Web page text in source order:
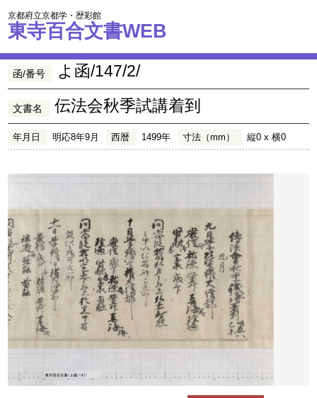
京都府立京都学・歴彩館
東寺百合文書WEB
函/番号 よ函/147/2/
文書名 伝法会秋季試講着到
年月日 明応8年9月 西暦 1499年 寸法（mm） 縦0 x 横0